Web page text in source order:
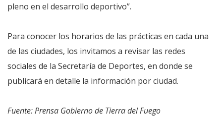
pleno en el desarrollo deportivo”.
Para conocer los horarios de las prácticas en cada una
de las ciudades, los invitamos a revisar las redes
sociales de la Secretaría de Deportes, en donde se
publicará en detalle la información por ciudad.
Fuente: Prensa Gobierno de Tierra del Fuego